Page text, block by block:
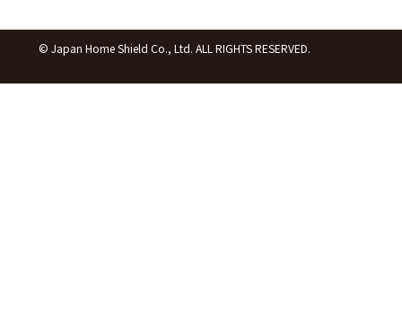
© Japan Home Shield Co., Ltd. ALL RIGHTS RESERVED.